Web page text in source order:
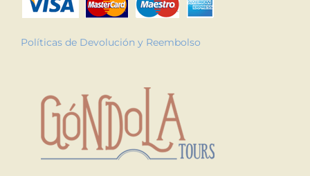
Políticas de Devolución y Reembolso